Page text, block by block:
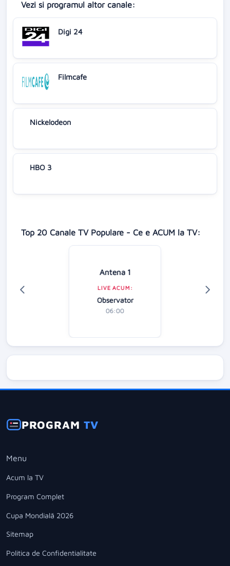
Vezi si programul altor canale:
Digi 24
Filmcafe
Nickelodeon
HBO 3
Top 20 Canale TV Populare - Ce e ACUM la TV:
Antena 1
LIVE ACUM:
Observator
06:00
PROGRAMTV
Menu
Acum la TV
Program Complet
Cupa Mondială 2026
Sitemap
Politica de Confidentialitate